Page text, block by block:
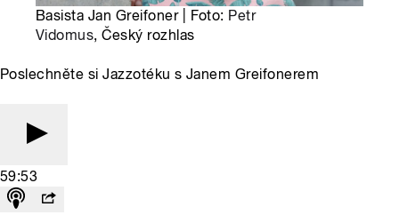
Basista Jan Greifoner | Foto: Petr
Vidomus, Český rozhlas
Poslechněte si Jazzotéku s Janem Greifonerem
59:53